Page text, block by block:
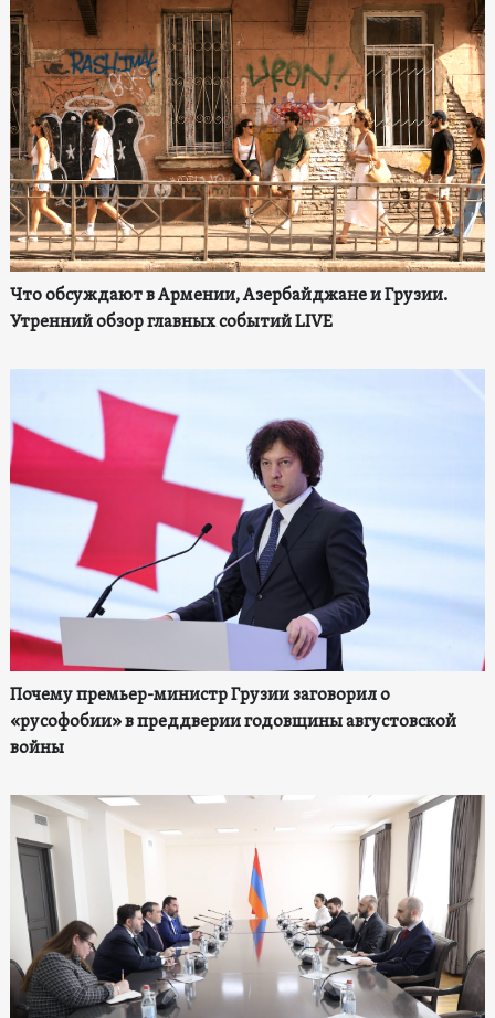
Что обсуждают в Армении, Азербайджане и Грузии.
Утренний обзор главных событий LIVE
Почему премьер-министр Грузии заговорил о
«русофобии» в преддверии годовщины августовской
войны